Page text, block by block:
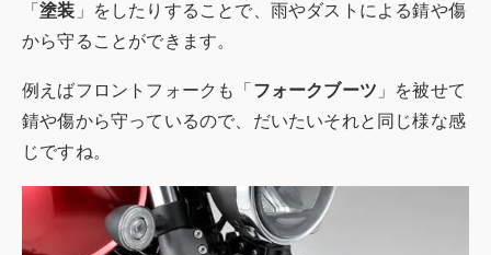
「塗装 」をしたりすることで、雨やダストによる錆や傷
から守ることができます。
例えばフロントフォークも「 フォークブーツ 」を被せて
錆や傷から守っているので、だいたいそれと同じ様な感
じですね。